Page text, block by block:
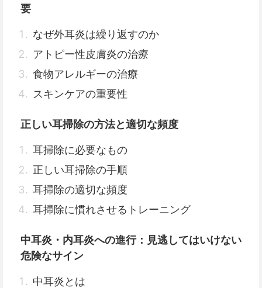
要
なぜ外耳炎は繰り返すのか
アトピー性皮膚炎の治療
食物アレルギーの治療
スキンケアの重要性
正しい耳掃除の方法と適切な頻度
耳掃除に必要なもの
正しい耳掃除の手順
耳掃除の適切な頻度
耳掃除に慣れさせるトレーニング
中耳炎・内耳炎への進行：見逃してはいけない
危険なサイン
中耳炎とは